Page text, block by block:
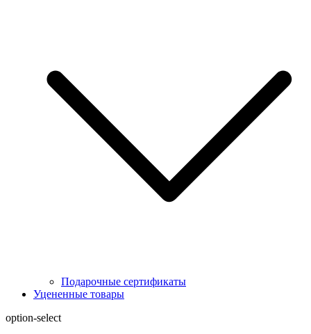
Подарочные сертификаты
Уцененные товары
option-select